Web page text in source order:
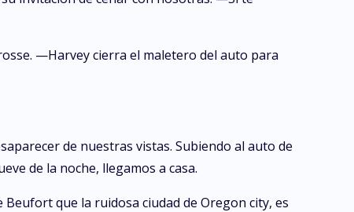
—Harvey cierra el maletero del auto para
de nuestras vistas. Subiendo al auto de
de la noche, llegamos a casa.
que la ruidosa ciudad de Oregon city, es